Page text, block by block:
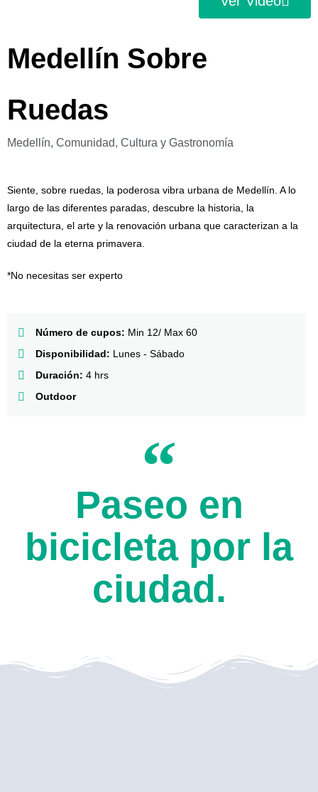
Medellín Sobre
Ruedas
Medellín, Comunidad, Cultura y Gastronomía
Siente, sobre ruedas, la poderosa vibra urbana de Medellín. A lo
largo de las diferentes paradas, descubre la historia, la
arquitectura, el arte y la renovación urbana que caracterizan a la
ciudad de la eterna primavera.
*No necesitas ser experto
Número de cupos: Min 12/ Max 60
Disponibilidad: Lunes - Sábado
Duración: 4 hrs
Outdoor
Paseo en
bicicleta por la
ciudad.